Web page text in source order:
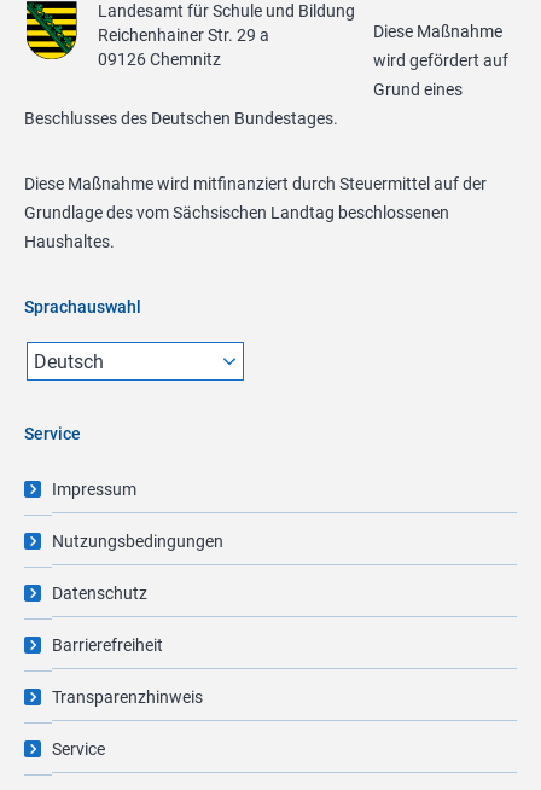
Landesamt für Schule und Bildung
Reichenhainer Str. 29 a
09126 Chemnitz
Diese Maßnahme
wird gefördert auf
Grund eines
Beschlusses des Deutschen Bundestages.
Diese Maßnahme wird mitfinanziert durch Steuermittel auf der
Grundlage des vom Sächsischen Landtag beschlossenen
Haushaltes.
Sprachauswahl
Service
Impressum
Nutzungsbedingungen
Datenschutz
Barrierefreiheit
Transparenzhinweis
Service